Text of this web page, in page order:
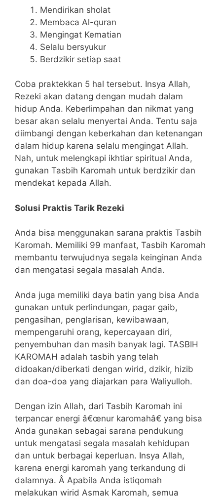
Mendirikan sholat
Membaca Al-quran
Mengingat Kematian
Selalu bersyukur
Berdzikir setiap saat
Coba praktekkan 5 hal tersebut. Insya Allah,
Rezeki akan datang dengan mudah dalam
hidup Anda. Keberlimpahan dan nikmat yang
besar akan selalu menyertai Anda. Tentu saja
diimbangi dengan keberkahan dan ketenangan
dalam hidup karena selalu mengingat Allah.
Nah, untuk melengkapi ikhtiar spiritual Anda,
gunakan Tasbih Karomah untuk berdzikir dan
mendekat kepada Allah.
Solusi Praktis Tarik Rezeki
Anda bisa menggunakan sarana praktis Tasbih
Karomah. Memiliki 99 manfaat, Tasbih Karomah
membantu terwujudnya segala keinginan Anda
dan mengatasi segala masalah Anda.
Anda juga memiliki daya batin yang bisa Anda
gunakan untuk perlindungan, pagar gaib,
pengasihan, penglarisan, kewibawaan,
mempengaruhi orang, kepercayaan diri,
penyembuhan dan masih banyak lagi. TASBIH
KAROMAH adalah tasbih yang telah
didoakan/diberkati dengan wirid, dzikir, hizib
dan doa-doa yang diajarkan para Waliyulloh.
Dengan izin Allah, dari Tasbih Karomah ini
terpancar energi â€œnur karomahâ€ yang bisa
Anda gunakan sebagai sarana pendukung
untuk mengatasi segala masalah kehidupan
dan untuk berbagai keperluan. Insya Allah,
karena energi karomah yang terkandung di
dalamnya. Â Apabila Anda istiqomah
melakukan wirid Asmak Karomah, semua